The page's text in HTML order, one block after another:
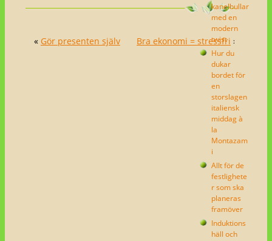
lugn
« Gör presenten själv Bra ekonomi = stressfri »
kanelbullar
med en
modern
twist
Hur du
dukar
bordet för
en
storslagen
italiensk
middag à
la
Montazam
i
Allt för de
festlighete
r som ska
planeras
framöver
Induktions
häll och